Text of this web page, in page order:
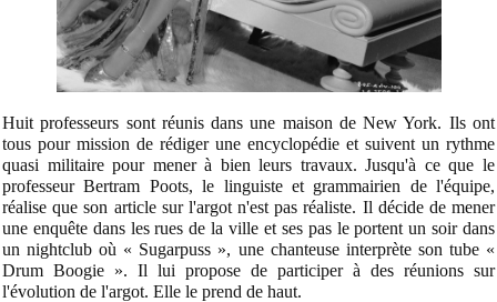
Huit professeurs sont réunis dans une maison de New York. Ils ont
tous pour mission de rédiger une encyclopédie et suivent un rythme
quasi militaire pour mener à bien leurs travaux. Jusqu'à ce que le
professeur Bertram Poots, le linguiste et grammairien de l'équipe,
réalise que son article sur l'argot n'est pas réaliste. Il décide de mener
une enquête dans les rues de la ville et ses pas le portent un soir dans
un nightclub où « Sugarpuss », une chanteuse interprète son tube «
Drum Boogie ». Il lui propose de participer à des réunions sur
l'évolution de l'argot. Elle le prend de haut.